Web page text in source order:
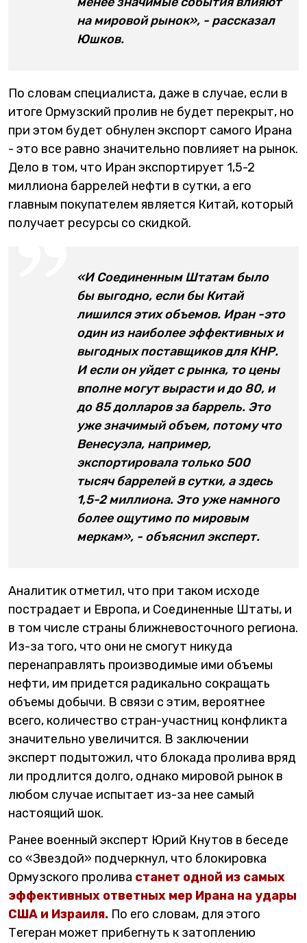
на мировой рынок», - рассказал
Юшков.
По словам специалиста, даже в случае, если в
итоге Ормузский пролив не будет перекрыт, но
при этом будет обнулен экспорт самого Ирана
- это все равно значительно повлияет на рынок.
Дело в том, что Иран экспортирует 1,5-2
миллиона баррелей нефти в сутки, а его
главным покупателем является Китай, который
получает ресурсы со скидкой.
«И Соединенным Штатам было
бы выгодно, если бы Китай
лишился этих объемов. Иран -это
один из наиболее эффективных и
выгодных поставщиков для КНР.
И если он уйдет с рынка, то цены
вполне могут вырасти и до 80, и
до 85 долларов за баррель. Это
уже значимый объем, потому что
Венесуэла, например,
экспортировала только 500
тысяч баррелей в сутки, а здесь
1,5-2 миллиона. Это уже намного
более ощутимо по мировым
меркам», - объяснил эксперт.
Аналитик отметил, что при таком исходе
пострадает и Европа, и Соединенные Штаты, и
в том числе страны ближневосточного региона.
Из-за того, что они не смогут никуда
перенаправлять производимые ими объемы
нефти, им придется радикально сокращать
объемы добычи. В связи с этим, вероятнее
всего, количество стран-участниц конфликта
значительно увеличится. В заключении
эксперт подытожил, что блокада пролива вряд
ли продлится долго, однако мировой рынок в
любом случае испытает из-за нее самый
настоящий шок.
Ранее военный эксперт Юрий Кнутов в беседе
со «Звездой» подчеркнул, что блокировка
Ормузского пролива станет одной из самых
эффективных ответных мер Ирана на удары
США и Израиля. По его словам, для этого
Тегеран может прибегнуть к затоплению